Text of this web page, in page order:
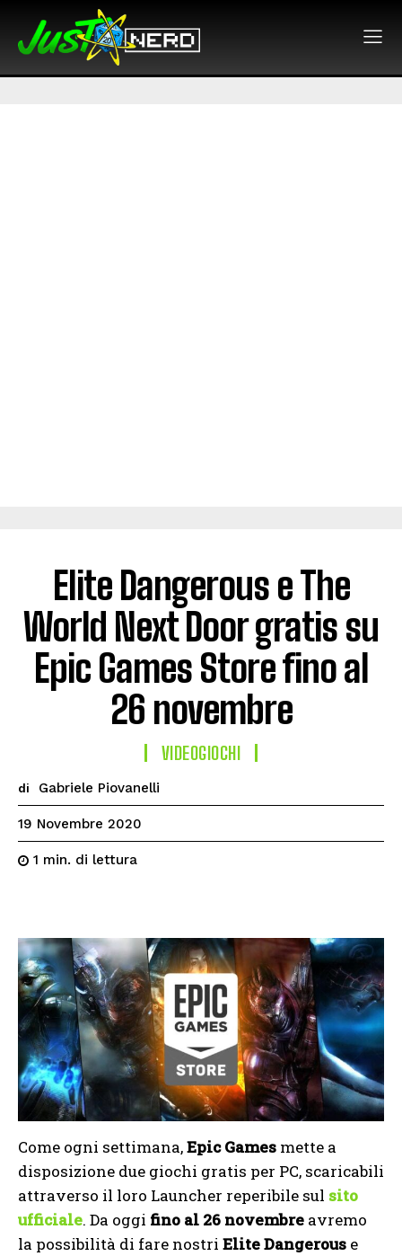
Elite Dangerous e The
World Next Door gratis su
Epic Games Store fino al
26 novembre
VIDEOGIOCHI
di Gabriele Piovanelli
19 Novembre 2020
1 min. di lettura
Come ogni settimana,Epic Games mette a
disposizione due giochi gratis per PC, scaricabili
attraverso il loro Launcher reperibile sul sito
ufficiale. Da oggi fino al 26 novembre avremo
la possibilità di fare nostri Elite Dangerous e